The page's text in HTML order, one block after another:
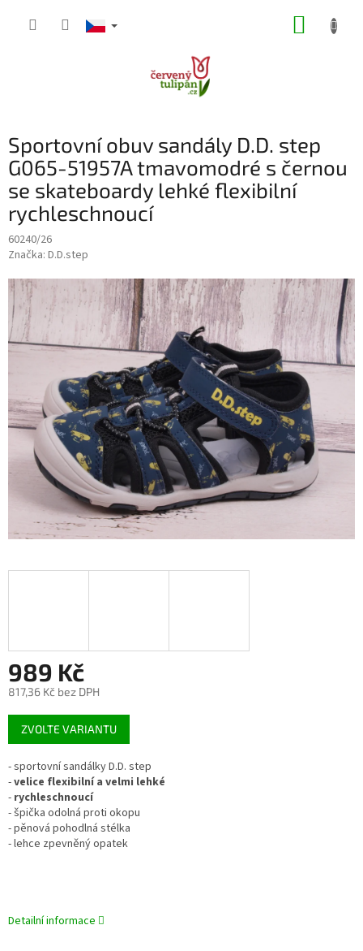
Sportovní obuv sandály D.D. step
G065-51957A tmavomodré s černou
se skateboardy lehké flexibilní
rychleschnoucí
60240/26
Značka: D.D.step
989 Kč
817,36 Kč bez DPH
Měrná
cena:
ZVOLTE VARIANTU
- sportovní sandálky D.D. step
-velice flexibilní a velmi lehké
- rychleschnoucí
- špička odolná proti okopu
- pěnová pohodlná stélka
- lehce zpevněný opatek
Detailní informace